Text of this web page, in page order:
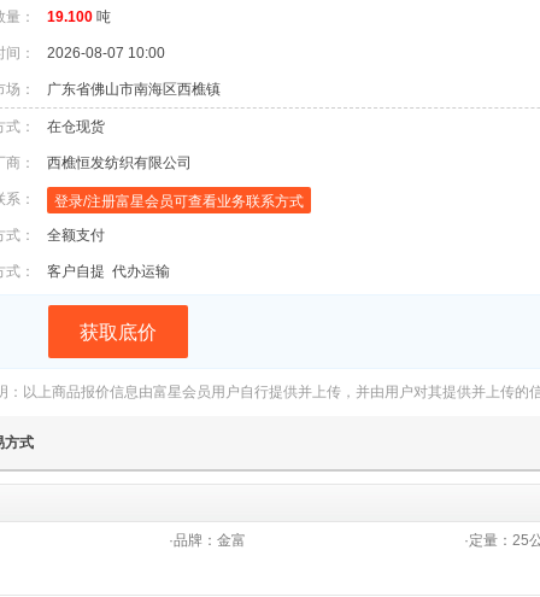
： 19.100 吨
： 2026-08-07 10:00
： 广东省佛山市南海区西樵镇
： 在仓现货
： 西樵恒发纺织有限公司
： 登录/注册富星会员可查看业务联系方式
： 全额支付
： 客户自提 代办运输
获取底价
：以上商品报价信息由富星会员用户自行提供并上传，并由用户对其提供并上传的
方式
·品牌： 金富 ·定量： 25